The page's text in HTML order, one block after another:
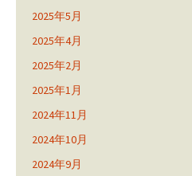
2025年5月
2025年4月
2025年2月
2025年1月
2024年11月
2024年10月
2024年9月